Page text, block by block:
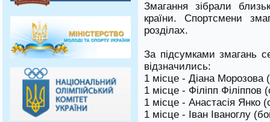
Змагання зібрали
країни. Спортсмени
розділах.
За підсумками змагань
відзначились:
1 місце - Діана Морозова
1 місце - Філіпп Філіппов
1 місце - Анастасія Янко
1 місце - Іван Іваноглу